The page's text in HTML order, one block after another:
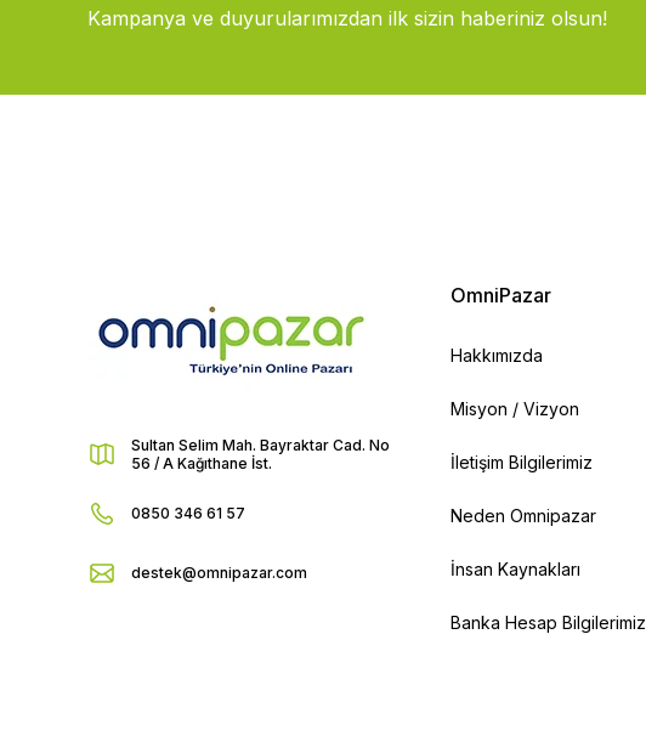
Kampanya ve duyurularımızdan ilk sizin haberiniz olsun!
Sultan Selim Mah. Bayraktar Cad. No
56 / A Kağıthane İst.
0850 346 61 57
destek@omnipazar.com
OmniPazar
Hakkımızda
Misyon / Vizyon
İletişim Bilgilerimiz
Neden Omnipazar
İnsan Kaynakları
Banka Hesap Bilgilerimiz